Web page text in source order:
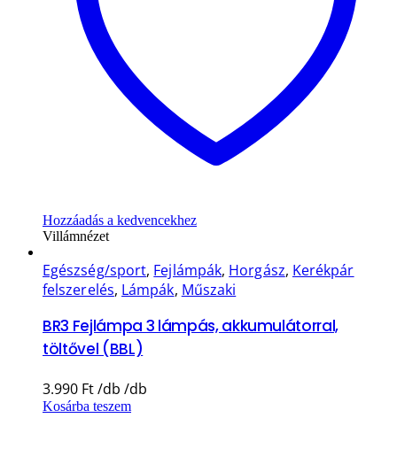
Hozzáadás a kedvencekhez
Villámnézet
Egészség/sport, Fejlámpák, Horgász, Kerékpár
felszerelés, Lámpák, Műszaki
BR3 Fejlámpa 3 lámpás, akkumulátorral,
töltővel (BBL)
3.990 Ft
Kosárba teszem